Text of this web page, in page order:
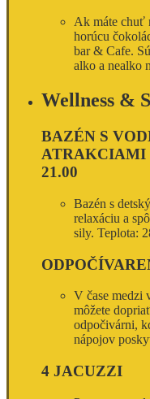
Ak máte chuť
horúcu
bar & Cafe.
alko a nealko
Wellness &
BAZÉN S
ATRAKCIAMI
21.00
Bazén s
relaxáciu a
sily. Teplota:
V čase medzi
môžete
odpočivárni,
nápojov
4 JACUZZI